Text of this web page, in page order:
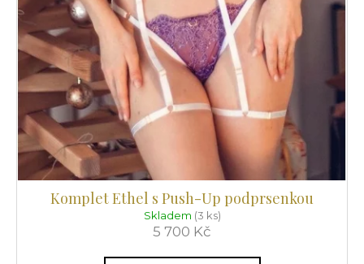
Komplet Ethel s Push-Up podprsenkou
Skladem (3 ks)
5 700 Kč